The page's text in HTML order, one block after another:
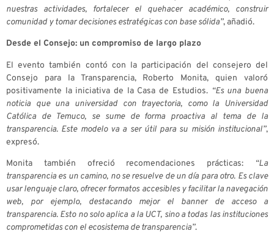
nuestras actividades, fortalecer el quehacer académico, construir
comunidad y tomar decisiones estratégicas con base sólida”, añadió.
Desde el Consejo: un compromiso de largo plazo
El evento también contó con la participación del consejero del
Consejo para la Transparencia, Roberto Monita, quien valoró
positivamente la iniciativa de la Casa de Estudios. “Es una buena
noticia que una universidad con trayectoria, como la Universidad
Católica de Temuco, se sume de forma proactiva al tema de la
transparencia. Este modelo va a ser útil para su misión institucional”,
expresó.
Monita también ofreció recomendaciones prácticas:
“La
transparencia es un camino, no se resuelve de un día para otro. Es clave
usar lenguaje claro, ofrecer formatos accesibles y facilitar la navegación
web, por ejemplo, destacando mejor el banner de acceso a
transparencia. Esto no solo aplica a la UCT, sino a todas las instituciones
comprometidas con el ecosistema de transparencia”.